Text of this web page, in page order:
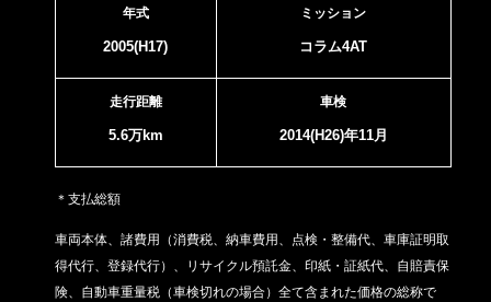
年式
2005(H17)
ミッション
コラム4AT
走行距離
5.6万km
車検
2014(H26)年11月
＊支払総額
車両本体、諸費用（消費税、納車費用、点検・整備代、車庫証明取
得代行、登録代行）、リサイクル預託金、印紙・証紙代、 自賠責保
険、自動車重量税（車検切れの場合） 全て含まれた価格の総称で